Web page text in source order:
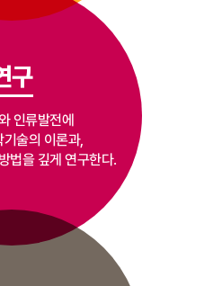
구
인류발전에
술의 이론과,
법을 깊게 연구한다.